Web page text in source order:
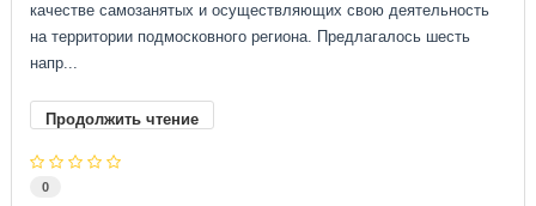
качестве самозанятых и осуществляющих свою деятельность
на территории подмосковного региона. Предлагалось шесть
напр...
Продолжить чтение
0